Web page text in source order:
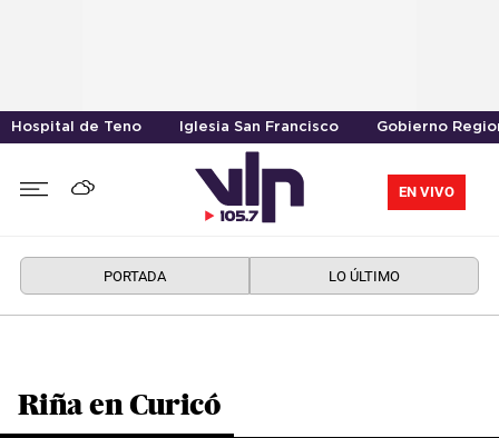
Hospital de Teno Iglesia San Francisco Gobierno
EN VIVO
PORTADA LO ÚLTIMO
Riña en Curicó